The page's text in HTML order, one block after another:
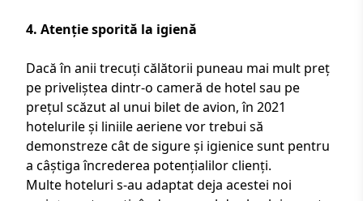
4. Atenție sporită la igienă
Dacă în anii trecuți călătorii puneau mai mult preț
pe priveliștea dintr-o cameră de hotel sau pe
prețul scăzut al unui bilet de avion, în 2021
hotelurile și liniile aeriene vor trebui să
demonstreze cât de sigure și igienice sunt pentru
a câștiga încrederea potențialilor clienți.
Multe hoteluri s-au adaptat deja acestei noi